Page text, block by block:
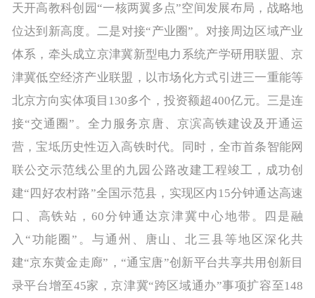
天开高教科创园“一核两翼多点”空间发展布局，战略地
位达到新高度。二是对接“产业圈”。对接周边区域产业
体系，牵头成立京津冀新型电力系统产学研用联盟、京
津冀低空经济产业联盟，以市场化方式引进三一重能等
北京方向实体项目130多个，投资额超400亿元。三是连
接“交通圈”。全力服务京唐、京滨高铁建设及开通运
营，宝坻历史性迈入高铁时代。同时，全市首条智能网
联公交示范线公里的九园公路改建工程竣工，成功创
建“四好农村路”全国示范县，实现区内15分钟通达高速
口、高铁站，60分钟通达京津冀中心地带。四是融
入“功能圈”。与通州、唐山、北三县等地区深化共
建“京东黄金走廊”，“通宝唐”创新平台共享共用创新目
录平台增至45家，京津冀“跨区域通办”事项扩容至148